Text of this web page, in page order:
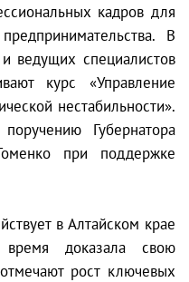
кадров для
В
ведущих специалистов
курс «Управление
нестабильности».
Губернатора
при поддержке
в Алтайском крае
доказала свою
рост ключевых